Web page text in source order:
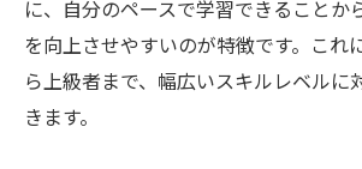
に、自分のペースで学習できることか
を向上させやすいのが特徴です。これ
ら上級者まで、幅広いスキルレベルに
きます。